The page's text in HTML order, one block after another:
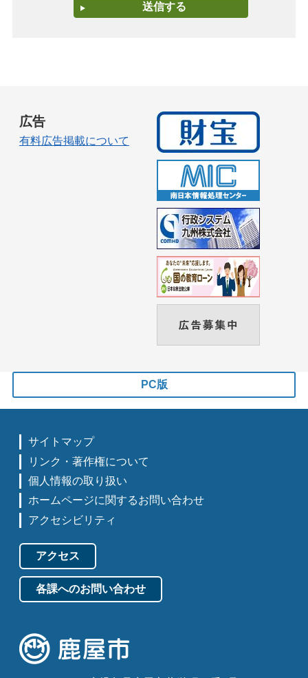
広告
有料広告掲載について
PC版
サイトマップ
リンク・著作権について
個人情報の取り扱い
ホームページに関するお問い合わせ
アクセシビリティ
アクセス
各課へのお問い合わせ